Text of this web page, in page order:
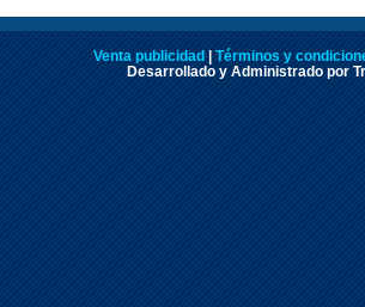
Venta publicidad | Términos y
Desarrollado y Administrado por